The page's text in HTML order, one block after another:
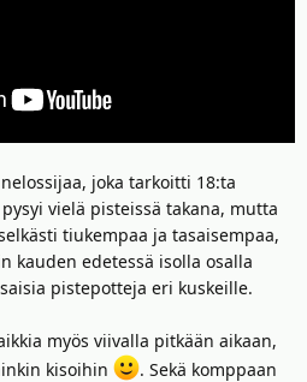
joka tarkoitti 18:ta
vielä pisteissä takana, mutta
tiukempaa ja tasaisempaa,
kauden edetessä isolla osalla
pistepotteja eri kuskeille.
myös viivalla pitkään aikaan,
kisoihin
. Sekä komppaan